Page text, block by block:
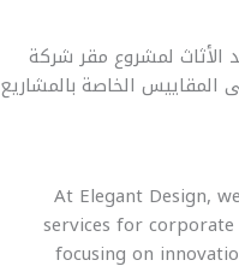
الأثاث لمشروع مقر شركة
المقاييس الخاصة بالمشاريع
At Elegant Design,
services for
focusing on